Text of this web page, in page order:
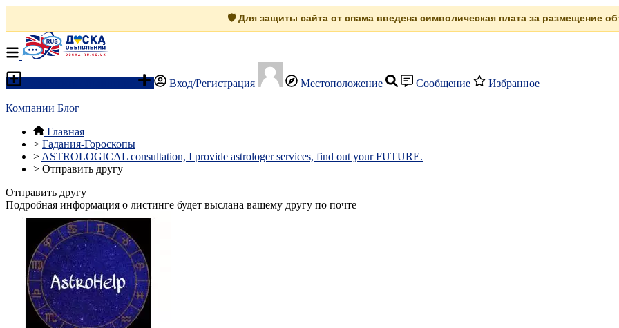
🛡️ Для защиты сайта от спама введена символическая плата за размещение
Вход/Регистрация Местоположение Сообщение Избранное
Компании Блог
Главная
> Гадания-Гороскопы
> ASTROLOGICAL consultation, I provide astrologer services, find out your FUTURE.
> Отправить другу
Отправить другу
Подробная информация о листинге будет выслана вашему другу по почте